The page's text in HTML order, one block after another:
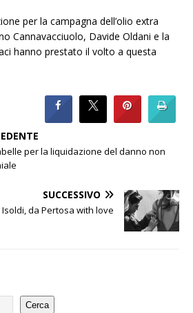
per la campagna dell’olio extra
Cannavacciuolo, Davide Oldani e la
hanno prestato il volto a questa
per la liquidazione del danno non
SUCCESSIVO
da Pertosa with love
Cerca